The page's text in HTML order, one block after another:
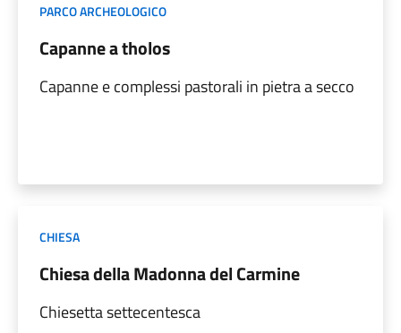
PARCO ARCHEOLOGICO
Capanne a tholos
Capanne e complessi pastorali in pietra a secco
CHIESA
Chiesa della Madonna del Carmine
Chiesetta settecentesca